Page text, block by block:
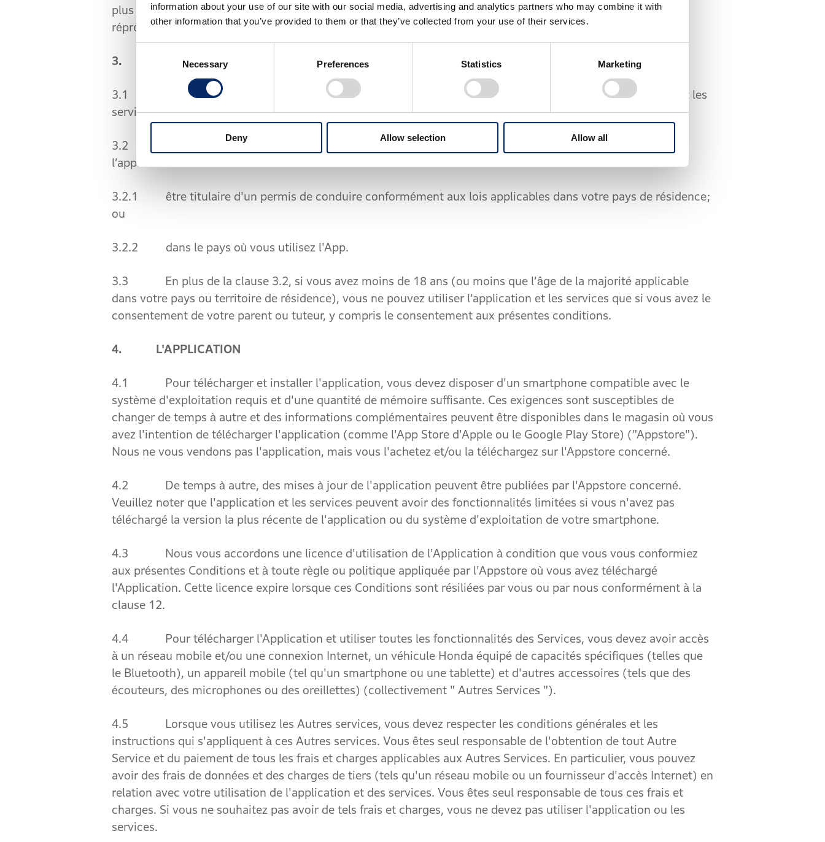
information about your use of our site with our social media, advertising and analytics partners who may combine it with
other information that you’ve provided to them or that they’ve collected from your use of their services.
Necessary Preferences Statistics Marketing
Deny Allow selection Allow all
plus détaillées sur vos droits, consultez la Direction Générale de la Concurrence, de la consommation et de la
répression des fraudes (DGCCRF) ou Appelez au 3939.
3. L'ÉLIGIBILITÉ DES UTILISATEURS
3.1 Seuls les résidents légalement domiciliés en France sont éligibles et peuvent utiliser l'application et les
services.
3.2 Pour pouvoir utiliser l’application, vous devez avoir au moins l’âge minimum légal pour utiliser
l’application :
3.2.1 être titulaire d'un permis de conduire conformément aux lois applicables dans votre pays de résidence;
ou
3.2.2 dans le pays où vous utilisez l'App.
3.3 En plus de la clause 3.2, si vous avez moins de 18 ans (ou moins que l’âge de la majorité applicable
dans votre pays ou territoire de résidence), vous ne pouvez utiliser l’application et les services que si vous avez le
consentement de votre parent ou tuteur, y compris le consentement aux présentes conditions.
4. L'APPLICATION
4.1 Pour télécharger et installer l'application, vous devez disposer d'un smartphone compatible avec le
système d'exploitation requis et d'une quantité de mémoire suffisante. Ces exigences sont susceptibles de
changer de temps à autre et des informations complémentaires peuvent être disponibles dans le magasin où vous
avez l'intention de télécharger l'application (comme l'App Store d'Apple ou le Google Play Store) ("Appstore").
Nous ne vous vendons pas l'application, mais vous l'achetez et/ou la téléchargez sur l'Appstore concerné.
4.2 De temps à autre, des mises à jour de l'application peuvent être publiées par l'Appstore concerné.
Veuillez noter que l'application et les services peuvent avoir des fonctionnalités limitées si vous n'avez pas
téléchargé la version la plus récente de l'application ou du système d'exploitation de votre smartphone.
4.3 Nous vous accordons une licence d'utilisation de l'Application à condition que vous vous conformiez
aux présentes Conditions et à toute règle ou politique appliquée par l'Appstore où vous avez téléchargé
l'Application. Cette licence expire lorsque ces Conditions sont résiliées par vous ou par nous conformément à la
clause 12.
4.4 Pour télécharger l'Application et utiliser toutes les fonctionnalités des Services, vous devez avoir accès
à un réseau mobile et/ou une connexion Internet, un véhicule Honda équipé de capacités spécifiques (telles que
le Bluetooth), un appareil mobile (tel qu'un smartphone ou une tablette) et d'autres accessoires (tels que des
écouteurs, des microphones ou des oreillettes) (collectivement " Autres Services ").
4.5 Lorsque vous utilisez les Autres services, vous devez respecter les conditions générales et les
instructions qui s'appliquent à ces Autres services. Vous êtes seul responsable de l'obtention de tout Autre
Service et du paiement de tous les frais et charges applicables aux Autres Services. En particulier, vous pouvez
avoir des frais de données et des charges de tiers (tels qu'un réseau mobile ou un fournisseur d'accès Internet) en
relation avec votre utilisation de l'application et des services. Vous êtes seul responsable de tous ces frais et
charges. Si vous ne souhaitez pas avoir de tels frais et charges, vous ne devez pas utiliser l'application ou les
services.